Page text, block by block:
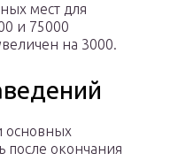
мест для
и 75000
на 3000.
основных
после окончания